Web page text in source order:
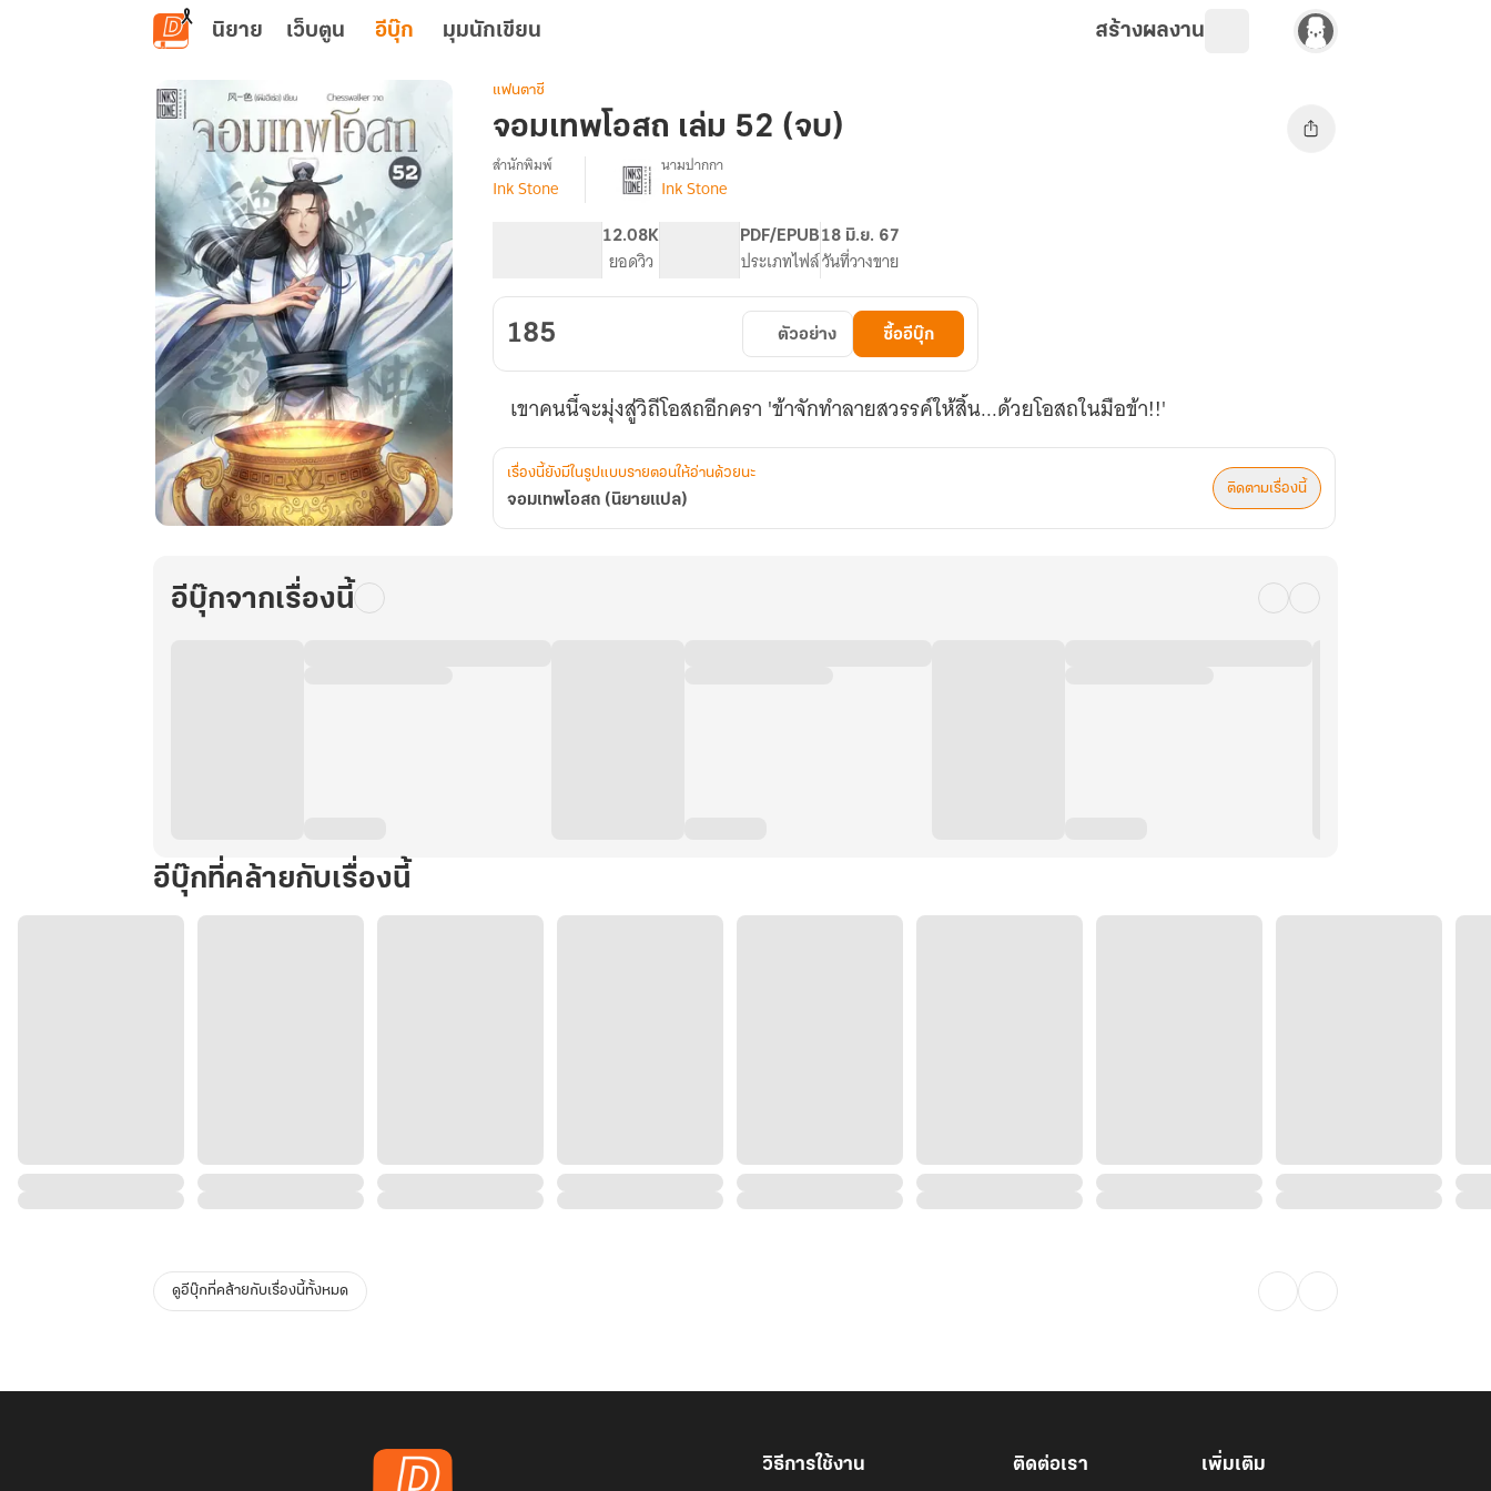
ข้ามไปยังเนื้อหาหลัก
นิยาย เว็บตูน อีบุ๊ก มุมนักเขียน สร้างผลงาน
โอสถ
แฟนตาซี
จอมเทพโอสถ เล่ม 52 (จบ)
เรื่อง
แปล)
สำนักพิมพ์
Ink Stone
นามปากกา
Ink Stone
12.08K
ยอดวิว
PDF/EPUB
ประเภทไฟล์
18 มิ.ย. 67
วันที่วางขาย
185 ตัวอย่าง ซื้ออีบุ๊ก
เขาคนนี้จะมุ่งสู่วิถีโอสถอีกครา 'ข้าจักทำลายสวรรค์ให้สิ้น...ด้วยโอสถในมือข้า!!'
เรื่องนี้ยังมีในรูปแบบรายตอนให้อ่านด้วยนะ
จอมเทพโอสถ (นิยายแปล)
ติดตามเรื่องนี้
อีบุ๊กจากเรื่องนี้
อีบุ๊กที่คล้ายกับเรื่องนี้
ดูอีบุ๊กที่คล้ายกับเรื่องนี้ทั้งหมด
วิธีการใช้งาน ติดต่อเรา เพิ่มเติม